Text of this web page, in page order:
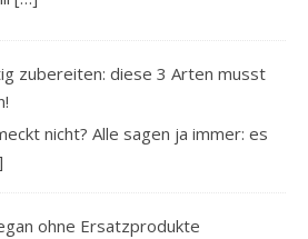
zubereiten: diese 3 Arten musst
nicht? Alle sagen ja immer: es
ohne Ersatzprodukte